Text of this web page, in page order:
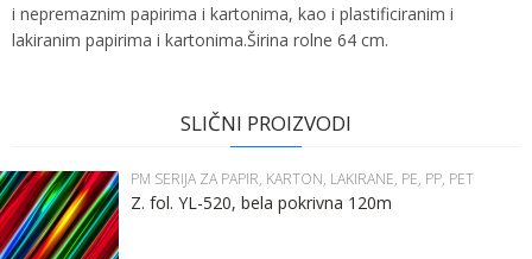
i nepremaznim papirima i kartonima, kao i plastificiranim i
lakiranim papirima i kartonima.Širina rolne 64 cm.
PE, PP, PET
Bruto težina za
transport
1.54 kg
Brend
Email:
SLIČNI PROIZVODI
PM SERIJA ZA PAPIR, KARTON, LAKIRANE, PE, PP, PET
Z. fol. YL-520, bela pokrivna 120m